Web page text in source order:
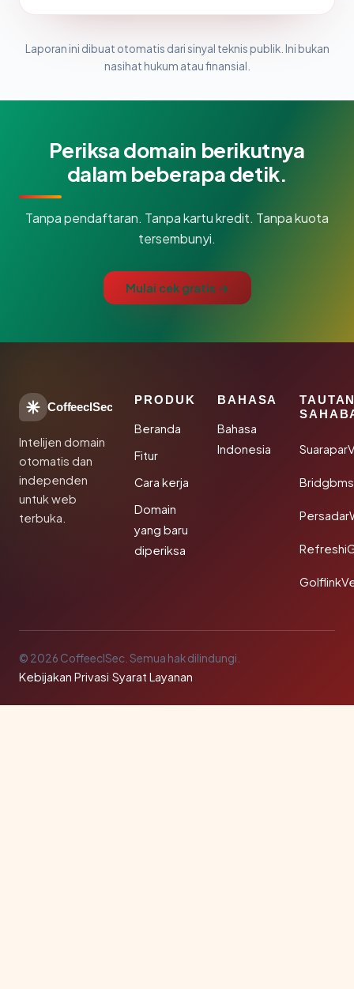
Laporan ini dibuat otomatis dari sinyal teknis publik. Ini bukan
nasihat hukum atau finansial.
Periksa domain berikutnya
dalam beberapa detik.
Tanpa pendaftaran. Tanpa kartu kredit. Tanpa kuota
tersembunyi.
Mulai cek gratis →
CoffeeclSec
Intelijen domain
otomatis dan
independen
untuk web
terbuka.
PRODUK
Beranda
Fitur
Cara kerja
Domain
yang baru
diperiksa
BAHASA
Bahasa
Indonesia
© 2026 CoffeeclSec. Semua hak dilindungi.
Kebijakan Privasi·Syarat Layanan